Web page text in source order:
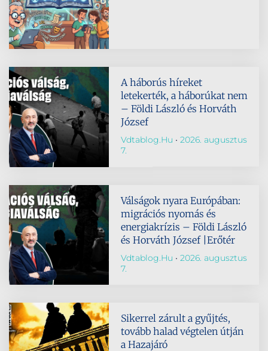
A háborús híreket
letekerték, a háborúkat nem
– Földi László és Horváth
József
Vdtablog.hu
2026. augusztus
7.
Válságok nyara Európában:
migrációs nyomás és
energiakrízis – Földi László
és Horváth József |Erőtér
Vdtablog.hu
2026. augusztus
7.
Sikerrel zárult a gyűjtés,
tovább halad végtelen útján
a Hazajáró